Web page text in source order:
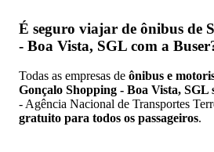
É seguro viajar de ônibus de
- Boa Vista, SGL com a
Todas as empresas de ônibus e
Gonçalo Shopping - Boa Vista,
- Agência Nacional de Transportes
gratuito para todos os passageiros.